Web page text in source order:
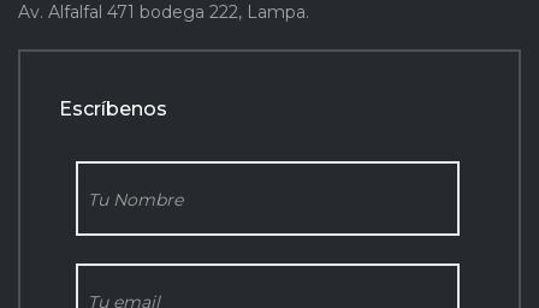
Av. Alfalfal 471 bodega 222, Lampa.
Escríbenos